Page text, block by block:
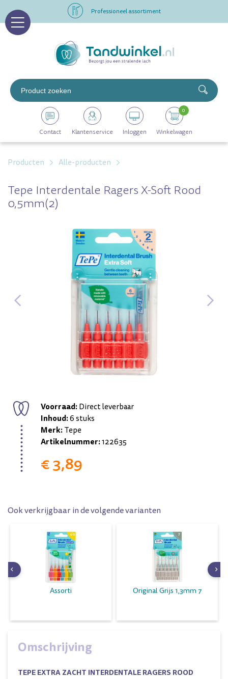
Professioneel assortiment
Op werkdagen voor 16.00 uur besteld, morgen in huis
Professioneel assortiment
Altijd op voorraad
Contact Klantenservice Inloggen Winkelwagen
0
Producten Alle-producten
Tepe Interdentale Ragers X-Soft Rood
0,5mm(2)
Voorraad:Direct leverbaar
Inhoud:6 stuks
Merk:Tepe
Artikelnummer:122635
€ 3,89
Ook verkrijgbaar in de volgende varianten
Assorti Original Grijs 1,3mm 7
Omschrijving
TEPE EXTRA ZACHT INTERDENTALE RAGERS ROOD